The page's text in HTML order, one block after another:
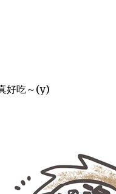
好吃～(y)